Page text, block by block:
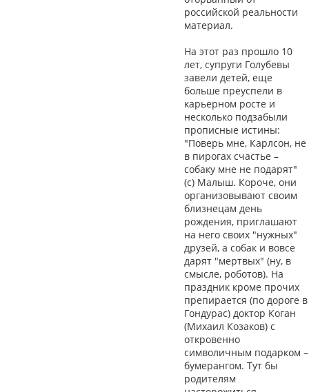
российской реальности
материал.
На этот раз прошло 10
лет, супруги Голубевы
завели детей, еще
больше преуспели в
карьерном росте и
несколько подзабыли
прописные истины:
"Поверь мне, Карлсон, не
в пирогах счастье –
собаку мне не подарят"
(с) Малыш. Короче, они
организовывают своим
близнецам день
рождения, приглашают
на него своих "нужных"
друзей, а собак и вовсе
дарят "мертвых" (ну, в
смысле, роботов). На
праздник кроме прочих
препирается (по дороге в
Гондурас) доктор Коган
(Михаил Козаков) с
откровенно
символичным подарком –
бумерангом. Тут бы
родителям